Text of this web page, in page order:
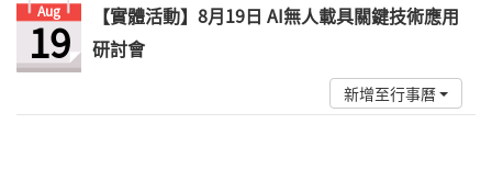
Aug
19
【實體活動】8月19日 AI無人載具關鍵技術應用
研討會
新增至行事曆